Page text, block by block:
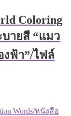
Coloring
บายสี “แมว
ฟ้า”/ไฟล์